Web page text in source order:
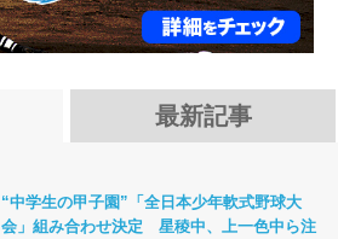
最新記事
“中学生の甲子園”「全日本少年軟式野球大
会」組み合わせ決定 星稜中、上一色中ら注